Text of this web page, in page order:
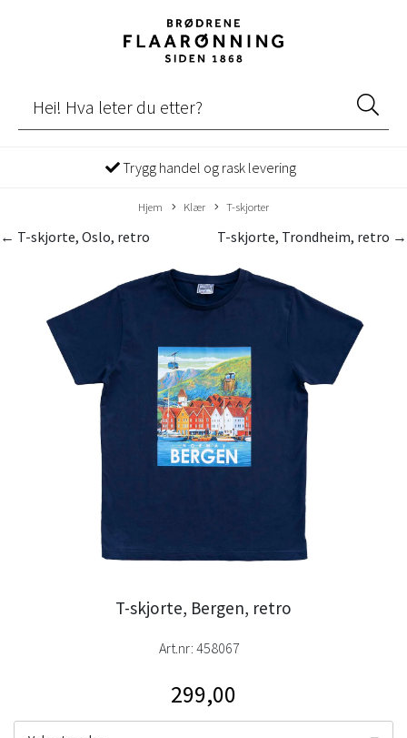
Trygg handel og rask levering
Hjem Klær T-skjorter
T-skjorte, Trondheim, retro →
← T-skjorte, Oslo, retro
T-skjorte, Bergen, retro
Art.nr: 458067
299,00